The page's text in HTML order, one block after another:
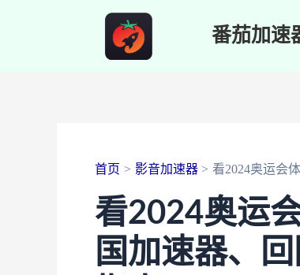
番茄加速
首页 影音加速器 看2024奥运会
看2024奥运
国加速器、